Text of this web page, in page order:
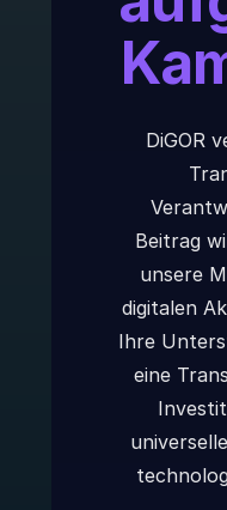
DiGOR
Beitrag
unsere
digitalen
Ihre
eine